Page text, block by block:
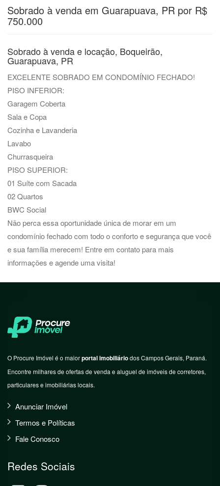
Sobrado à venda em Guarapuava, PR por R$
750.000
Sobrado à venda e locação, Boqueirão,
Guarapuava, PR
EXCELENTE SOBRADO EM CONDOMÍNIO FECHADO!
PISO INFERIOR:
Garagem Coberta
Sala e Copa
Cozinha e Lavanderia
Lavabo
Churrasqueira
PISO SUPERIOR:
01 Suíte com Sacada
02 Quartos
BWC Social
Não perca essa oportunidade única de morar em um
condomínio fechado com todo o conforto e segurança que você
e sua família merecem! Entre em contato para mais
informações e agende uma visita!
O Procure Imóvel é o maiorportal imobiliáriodos Campos Gerais, Paraná.
Encontre milhares de ofertas de venda e aluguel de imóveis de corretores,
particulares e imobiliárias locais.
Anunciar Imóvel
Termos e Políticas
Fale Conosco
Redes Sociais